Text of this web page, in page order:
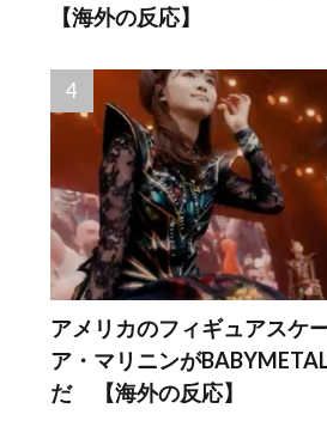
【海外の反応】
アメリカのフィギュアスケ
ア・マリニンが
だ 【海外の反応】